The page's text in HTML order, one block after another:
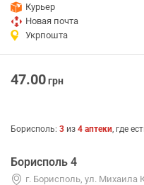
Курьер
Новая почта
Укрпошта
47.00грн
Борисполь: 3 из 4 аптеки, где
Борисполь 4
г. Борисполь, ул. Михаила